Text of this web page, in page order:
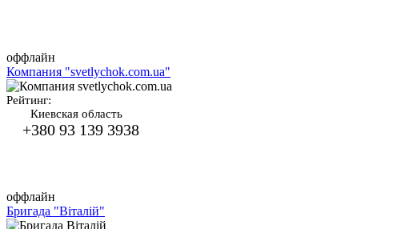
оффлайн
Компания "svetlychok.com.ua"
Рейтинг:
Киевская область
+380 93 139 3938
оффлайн
Бригада "Віталій"